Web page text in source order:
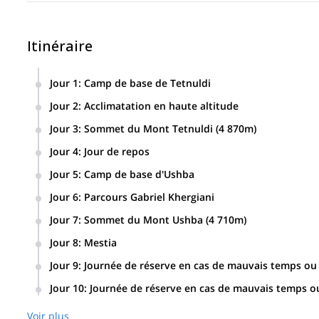
Itinéraire
Jour 1: Camp de base de Tetnuldi
nous ferons une randonnée par le col Amaranth jusqu'au
nuit sous une tente à notre camp de base.
Jour 2: Acclimatation en haute altitude
descendrons jusqu'à notre camp de base, où nous
Jour 3: Sommet du Mont Tetnuldi (4 870m)
maison d'hôtes.
Jour 4: Jour de repos
Jour 5: Camp de base d'Ushba
qui se trouve au pied du mont Ushba. Nous passerons la
Jour 6: Parcours Gabriel Khergiani
passerons la nuit dans des sacs de bivouac.
Jour 7: Sommet du Mont Ushba (4 710m)
Jour 8: Mestia
transférerons à Mestia où nous passerons la nuit dans une
Jour 9: Journée de réserve en cas de mauvais temps
Jour 10: Journée de réserve en cas de mauvais temps
Voir plus